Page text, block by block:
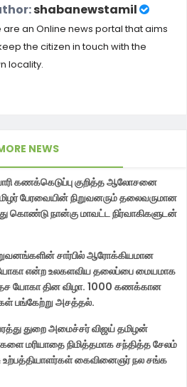
shabanewstamil
are an Online news portal that aims
the citizen in touch with the
locality.
NEWS
கணக்கெடுப்பு குறித்த ஆலோசனை
பேரவையின் நிறுவனரும் தலைவருமான
கொண்டு நான்கு மாவட்ட நிர்வாகிகளுடன்
சார்பில் ஆரோக்கியமான
என்ற உலகளவிய தலைப்பை மையமாக
யோகா தின விழா. 1000 கணக்கான
பங்கேற்று அசத்தல்.
துறை அமைச்சர் விஜய் தமிழன்
மரியாதை நிமித்தமாக சந்தித்த சேலம்
உற்பத்தியாளர்கள் கைவினைஞர் நல சங்க